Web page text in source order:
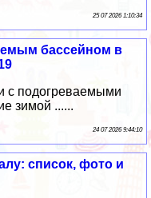
25 07 2026 1:10:34
бассейном в
с подогреваемыми
зимой ......
24 07 2026 9:44:10
список, фото и